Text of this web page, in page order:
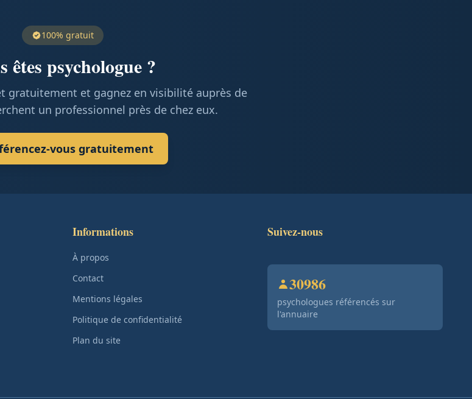
100% gratuit
êtes psychologue ?
gratuitement et gagnez en visibilité auprès de
un professionnel près de chez eux.
vous gratuitement
Informations
À propos
Contact
Mentions légales
Politique de confidentialité
Plan du site
Suivez-nous
30986
psychologues référencés sur
l'annuaire